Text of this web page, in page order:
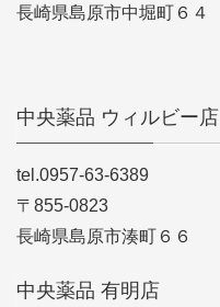
長崎県島原市中堀町６４
中央薬品 ウィルビー店
tel.0957-63-6389
〒855-0823
長崎県島原市湊町６６
中央薬品 有明店